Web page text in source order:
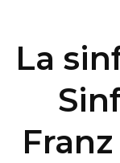
La